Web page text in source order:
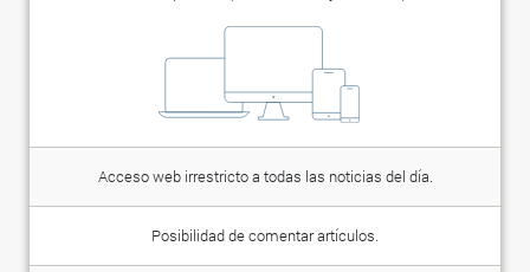
Acceso web irrestricto a todas las noticias del día.
Posibilidad de comentar artículos.